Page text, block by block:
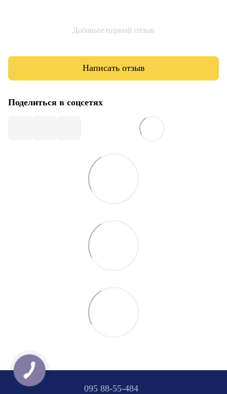
Добавьте первый отзыв
Написать отзыв
Поделиться в соцсетях
095 88-55-484